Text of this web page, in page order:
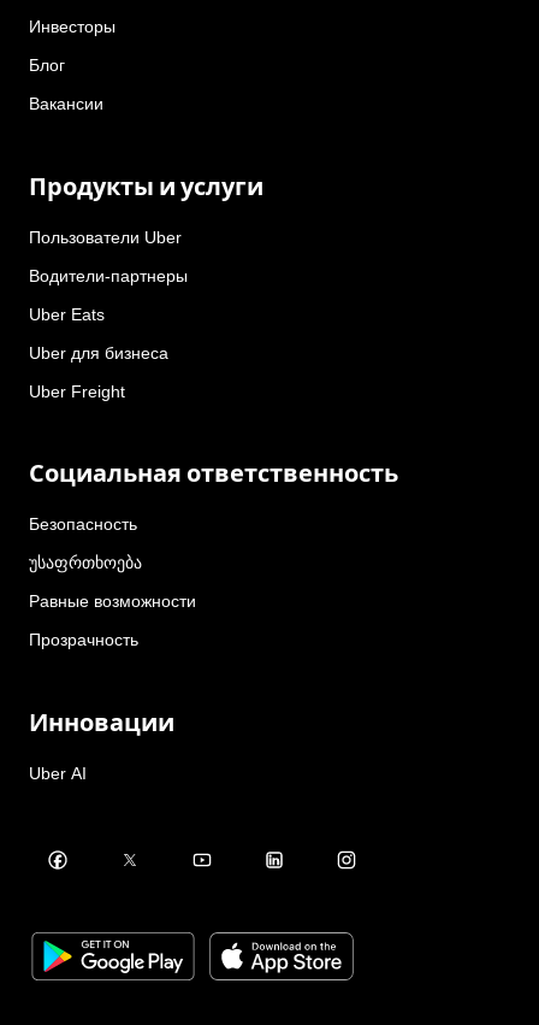
Инвесторы
Блог
Вакансии
Продукты и услуги
Пользователи Uber
Водители-партнеры
Uber Eats
Uber для бизнеса
Uber Freight
Социальная ответственность
Безопасность
უსაფრთხოება
Равные возможности
Прозрачность
Инновации
Uber AI